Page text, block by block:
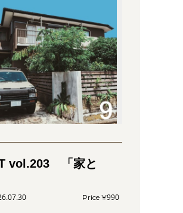
vol.203 「家と
990